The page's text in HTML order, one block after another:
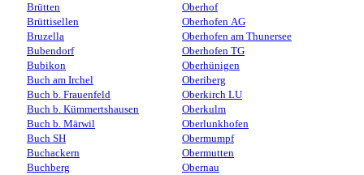
Brütten
Brüttisellen
Bruzella
Bubendorf
Bubikon
Buch am Irchel
Buch b. Frauenfeld
Buch b. Kümmertshausen
Buch b. Märwil
Buch SH
Buchackern
Buchberg
Oberhof
Oberhofen AG
Oberhofen am Thunersee
Oberhofen TG
Oberhünigen
Oberiberg
Oberkirch LU
Oberkulm
Oberlunkhofen
Obermumpf
Obermutten
Obernau